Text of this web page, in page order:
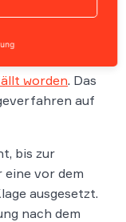
worden. Das
auf
bis zur
vor dem
ausgesetzt.
nach dem